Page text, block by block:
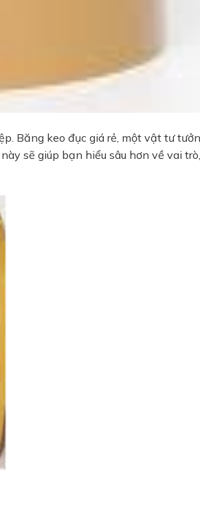
Băng keo đục giá rẻ, một vật tư
sẽ giúp bạn hiểu sâu hơn về vai